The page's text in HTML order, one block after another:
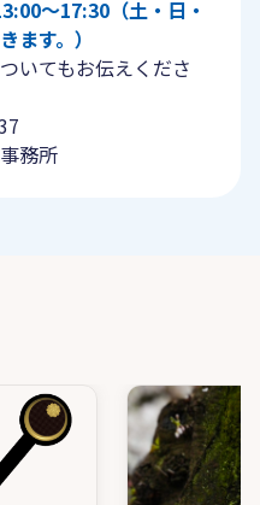
〜17:30（土・日・
ます。）
いてもお伝えくださ
務所